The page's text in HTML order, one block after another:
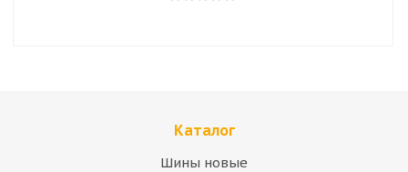
Каталог
Шины новые